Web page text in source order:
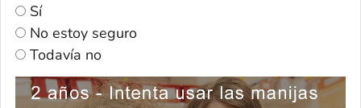
Sí
No estoy seguro
Todavía no